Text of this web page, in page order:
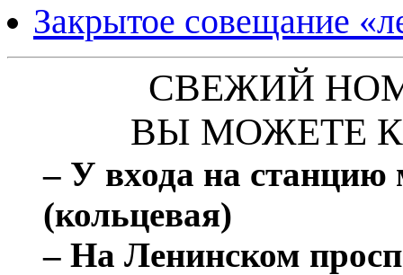
Закрытое совещание
СВЕЖИЙ
ВЫ МОЖЕТЕ
– У входа на станцию
(кольцевая)
– На Ленинском